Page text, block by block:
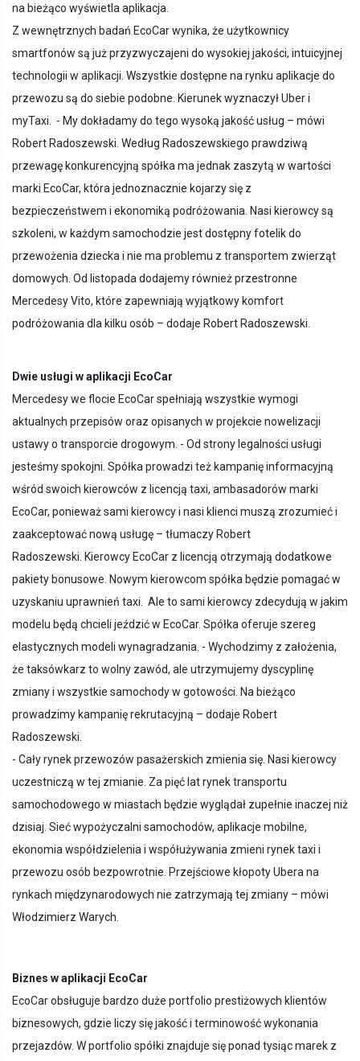
na bieżąco wyświetla aplikacja.
Z wewnętrznych badań EcoCar wynika, że użytkownicy
smartfonów są już przyzwyczajeni do wysokiej jakości, intuicyjnej
technologii w aplikacji. Wszystkie dostępne na rynku aplikacje do
przewozu są do siebie podobne. Kierunek wyznaczył Uber i
myTaxi. - My dokładamy do tego wysoką jakość usług – mówi
Robert Radoszewski. Według Radoszewskiego prawdziwą
przewagę konkurencyjną spółka ma jednak zaszytą w wartości
marki EcoCar, która jednoznacznie kojarzy się z
bezpieczeństwem i ekonomiką podróżowania. Nasi kierowcy są
szkoleni, w każdym samochodzie jest dostępny fotelik do
przewożenia dziecka i nie ma problemu z transportem zwierząt
domowych. Od listopada dodajemy również przestronne
Mercedesy Vito, które zapewniają wyjątkowy komfort
podróżowania dla kilku osób – dodaje Robert Radoszewski.
Dwie usługi w aplikacji EcoCar
Mercedesy we flocie EcoCar spełniają wszystkie wymogi
aktualnych przepisów oraz opisanych w projekcie nowelizacji
ustawy o transporcie drogowym. - Od strony legalności usługi
jesteśmy spokojni. Spółka prowadzi też kampanię informacyjną
wśród swoich kierowców z licencją taxi, ambasadorów marki
EcoCar, ponieważ sami kierowcy i nasi klienci muszą zrozumieć i
zaakceptować nową usługę – tłumaczy Robert
Radoszewski. Kierowcy EcoCar z licencją otrzymają dodatkowe
pakiety bonusowe. Nowym kierowcom spółka będzie pomagać w
uzyskaniu uprawnień taxi. Ale to sami kierowcy zdecydują w jakim
modelu będą chcieli jeździć w EcoCar. Spółka oferuje szereg
elastycznych modeli wynagradzania. - Wychodzimy z założenia,
że taksówkarz to wolny zawód, ale utrzymujemy dyscyplinę
zmiany i wszystkie samochody w gotowości. Na bieżąco
prowadzimy kampanię rekrutacyjną – dodaje Robert
Radoszewski.
- Cały rynek przewozów pasażerskich zmienia się. Nasi kierowcy
uczestniczą w tej zmianie. Za pięć lat rynek transportu
samochodowego w miastach będzie wyglądał zupełnie inaczej niż
dzisiaj. Sieć wypożyczalni samochodów, aplikacje mobilne,
ekonomia współdzielenia i współużywania zmieni rynek taxi i
przewozu osób bezpowrotnie. Przejściowe kłopoty Ubera na
rynkach międzynarodowych nie zatrzymają tej zmiany – mówi
Włodzimierz Warych.
Biznes w aplikacji EcoCar
EcoCar obsługuje bardzo duże portfolio prestiżowych klientów
biznesowych, gdzie liczy się jakość i terminowość wykonania
przejazdów. W portfolio spółki znajduje się ponad tysiąc marek z